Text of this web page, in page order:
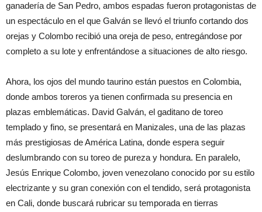
ganadería de San Pedro, ambos espadas fueron protagonistas de
un espectáculo en el que Galván se llevó el triunfo cortando dos
orejas y Colombo recibió una oreja de peso, entregándose por
completo a su lote y enfrentándose a situaciones de alto riesgo.
Ahora, los ojos del mundo taurino están puestos en Colombia,
donde ambos toreros ya tienen confirmada su presencia en
plazas emblemáticas. David Galván, el gaditano de toreo
templado y fino, se presentará en Manizales, una de las plazas
más prestigiosas de América Latina, donde espera seguir
deslumbrando con su toreo de pureza y hondura. En paralelo,
Jesús Enrique Colombo, joven venezolano conocido por su estilo
electrizante y su gran conexión con el tendido, será protagonista
en Cali, donde buscará rubricar su temporada en tierras